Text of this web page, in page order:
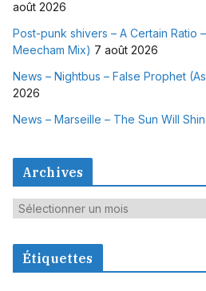
août 2026
Post-punk shivers – A Certain Ratio
Meecham Mix) 7 août 2026
News – Nightbus – False Prophet
2026
News – Marseille – The Sun Will
Archives
A
c
Étiquettes